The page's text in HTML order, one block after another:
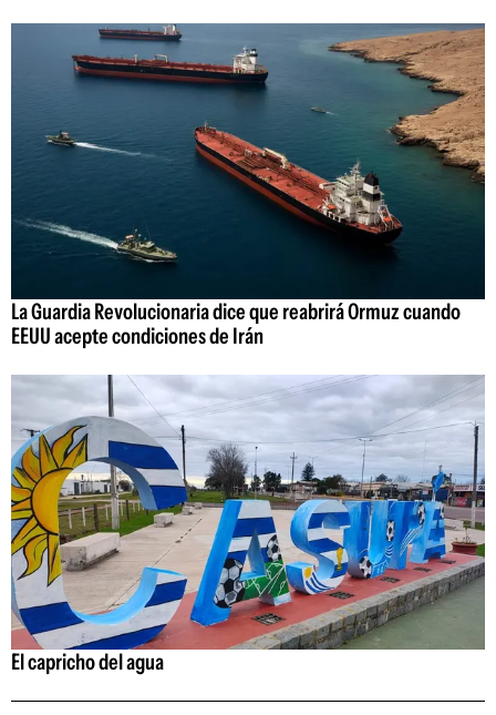
La Guardia Revolucionaria dice que reabrirá Ormuz cuando
EEUU acepte condiciones de Irán
El capricho del agua